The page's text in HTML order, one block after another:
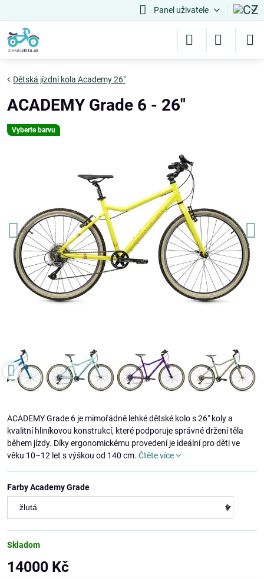
Panel uživatele
Vyberte barvu
Dětská jízdní kola Academy 26"
ACADEMY Grade 6 - 26"
ACADEMY Grade 6 je mimořádně lehké dětské kolo s 26" koly a
kvalitní hliníkovou konstrukcí, které podporuje správné držení těla
během jízdy. Díky ergonomickému provedení je ideální pro děti ve
věku 10–12 let s výškou od 140 cm. Čtěte více
Farby Academy Grade
Skladom
14000 Kč